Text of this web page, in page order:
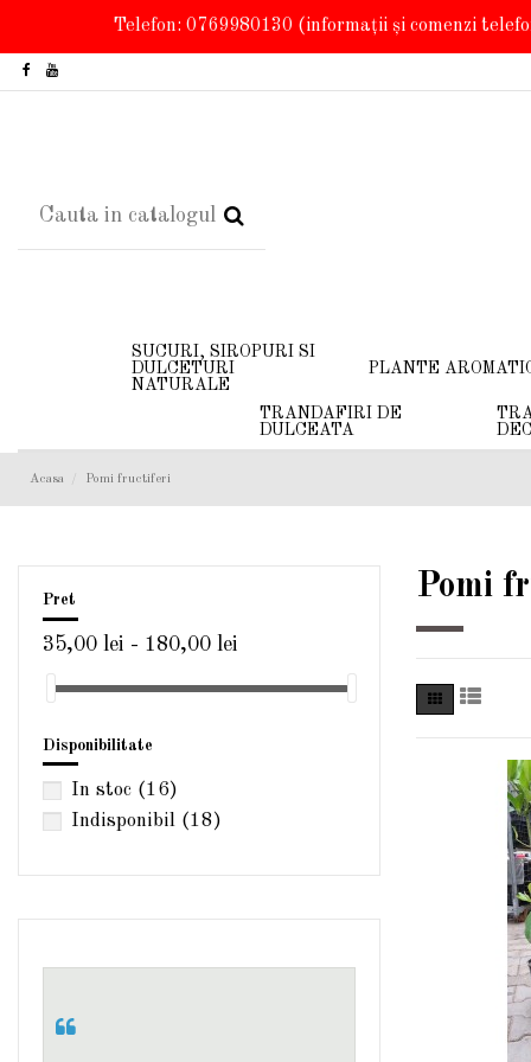
Telefon: 0769980130 (informații și comenzi
SUCURI, SIROPURI SI
DULCETURI
NATURALE
PLANTE
TRANDAFIRI DE
DULCEATA
Acasa Pomi fructiferi
Pomi
Pret
35,00 lei - 180,00 lei
Disponibilitate
In stoc (16)
Indisponibil (18)
Am comandat un dafin si un
gandeam ca nu mai sosesc, am fost
a explicat ca dafinul s-a rupt la
curierul a returnat din proprie
initiativa pomisorii. Dafinul a fost